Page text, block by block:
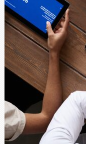
うにしま
密度なス